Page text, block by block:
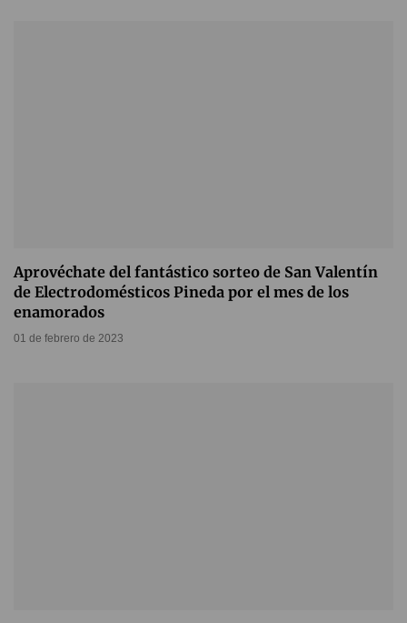
Aprovéchate del fantástico sorteo de San Valentín
de Electrodomésticos Pineda por el mes de los
enamorados
01 de febrero de 2023